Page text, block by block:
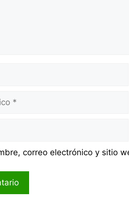
correo electrónico y sitio